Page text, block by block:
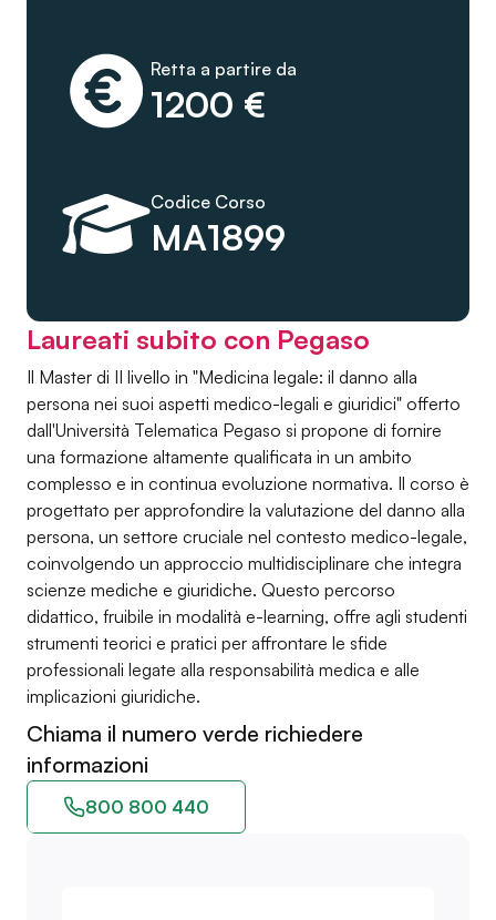
1200 €
Retta a partire da
MA1899
Codice Corso
Laureati subito con Pegaso
Il Master di II livello in "Medicina legale: il danno alla
persona nei suoi aspetti medico-legali e giuridici" offerto
dall'Università Telematica Pegaso si propone di fornire
una formazione altamente qualificata in un ambito
complesso e in continua evoluzione normativa. Il corso è
progettato per approfondire la valutazione del danno alla
persona, un settore cruciale nel contesto medico-legale,
coinvolgendo un approccio multidisciplinare che integra
scienze mediche e giuridiche. Questo percorso
didattico, fruibile in modalità e-learning, offre agli studenti
strumenti teorici e pratici per affrontare le sfide
professionali legate alla responsabilità medica e alle
implicazioni giuridiche.
Chiama il numero verde richiedere
informazioni
800 800 440